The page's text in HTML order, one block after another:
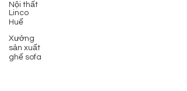
Nội thất
Linco
Huế
Xưởng
sản xuất
ghế sofa